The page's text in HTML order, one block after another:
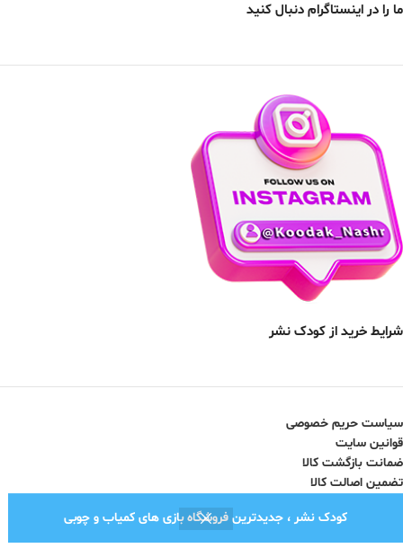
کودک نشر ، جدیدترین فروشگاه بازی های کمیاب و چوبی
ما را در اینستاگرام دنبال کنید
شرایط خرید از کودک نشر
سیاست حریم خصوصی
قوانین سایت
ضمانت بازگشت کالا
تضمین اصالت کالا
نماد اعتماد الکترونیک